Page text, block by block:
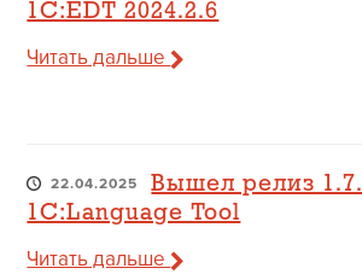
1C:EDT 2024.2.6
Читать дальше
22.04.2025
Вышел релиз
1C:Language Tool
Читать дальше